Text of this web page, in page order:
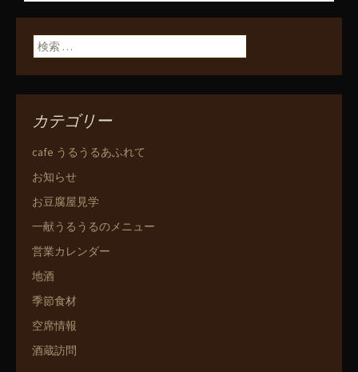
ン
検索:
カテゴリー
cafe うるうるあふれて
お知らせ
お豆腐屋見学
一献うるうるのメニュー
営業カレンダー
地酒
季節食材
空席情報
酒蔵訪問